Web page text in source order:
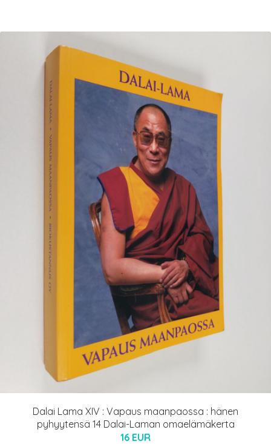
Dalai Lama XIV : Vapaus maanpaossa : hänen
pyhyytensä 14 Dalai-Laman omaelämäkerta
16 EUR